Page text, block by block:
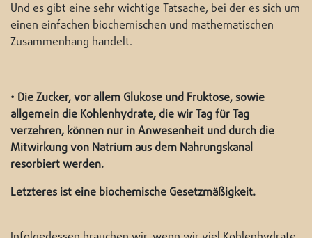
Und es gibt eine sehr wichtige Tatsache, bei der es sich um
einen einfachen biochemischen und mathematischen
Zusammenhang handelt.
• Die Zucker, vor allem Glukose und Fruktose, sowie
allgemein die Kohlenhydrate, die wir Tag für Tag
verzehren, können nur in Anwesenheit und durch die
Mitwirkung von Natrium aus dem Nahrungskanal
resorbiert werden.
Letzteres ist eine biochemische Gesetzmäßigkeit.